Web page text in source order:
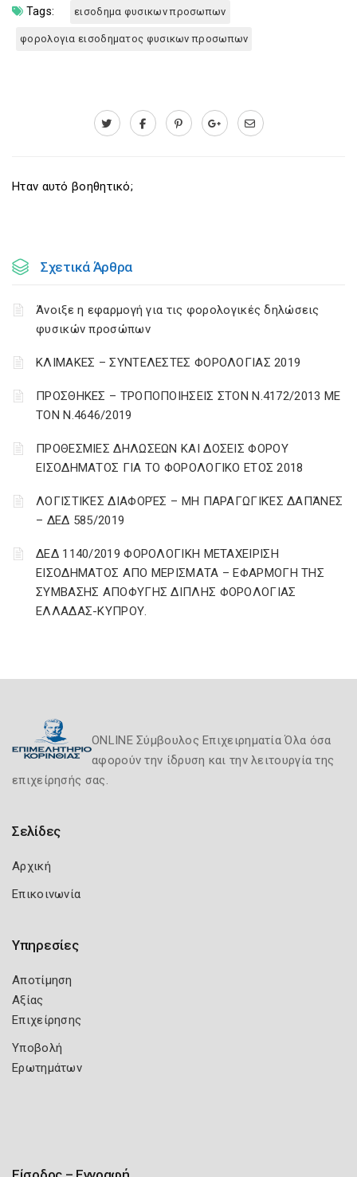
Tags: εισοδημα φυσικων προσωπων
φορολογια εισοδηματος φυσικων προσωπων
Ηταν αυτό βοηθητικό;
Σχετικά Άρθρα
Άνοιξε η εφαρμογή για τις φορολογικές δηλώσεις
φυσικών προσώπων
ΚΛΙΜΑΚΕΣ – ΣΥΝΤΕΛΕΣΤΕΣ ΦΟΡΟΛΟΓΙΑΣ 2019
ΠΡΟΣΘΗΚΕΣ – ΤΡΟΠΟΠΟΙΗΣΕΙΣ ΣΤΟΝ Ν.4172/2013 ΜΕ
ΤΟΝ Ν.4646/2019
ΠΡΟΘΕΣΜΙΕΣ ΔΗΛΩΣΕΩΝ ΚΑΙ ΔΟΣΕΙΣ ΦΟΡΟΥ
ΕΙΣΟΔΗΜΑΤΟΣ ΓΙΑ ΤΟ ΦΟΡΟΛΟΓΙΚΟ ΕΤΟΣ 2018
ΛΟΓΙΣΤΙΚΈΣ ΔΙΑΦΟΡΈΣ – ΜΗ ΠΑΡΑΓΩΓΙΚΈΣ ΔΑΠΆΝΕΣ
– ΔΕΔ 585/2019
ΔΕΔ 1140/2019 ΦΟΡΟΛΟΓΙΚΗ ΜΕΤΑΧΕΙΡΙΣΗ
ΕΙΣΟΔΗΜΑΤΟΣ ΑΠΟ ΜΕΡΙΣΜΑΤΑ – ΕΦΑΡΜΟΓΗ ΤΗΣ
ΣΥΜΒΑΣΗΣ ΑΠΟΦΥΓΗΣ ΔΙΠΛΗΣ ΦΟΡΟΛΟΓΙΑΣ
ΕΛΛΑΔΑΣ-ΚΥΠΡΟΥ.
ONLINE Σύμβουλος Επιχειρηματία Όλα όσα
αφορούν την ίδρυση και την λειτουργία της
επιχείρησής σας.
Σελίδες
Αρχική
Επικοινωνία
Υπηρεσίες
Αποτίμηση
Αξίας
Επιχείρησης
Υποβολή
Ερωτημάτων